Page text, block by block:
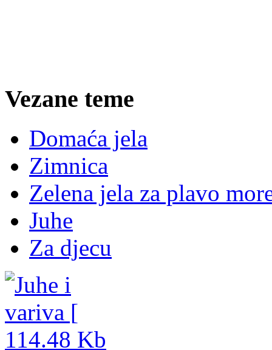
Vezane teme
Domaća jela
Zimnica
Zelena jela za plavo
Juhe
Za djecu